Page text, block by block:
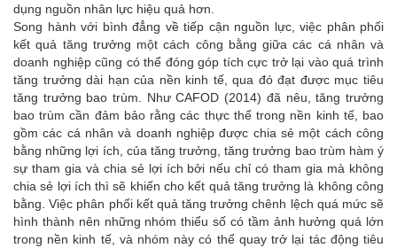
dụng nguồn nhân lực hiệu quả hơn.
Song hành với bình đẳng về tiếp cận nguồn lực, việc phân phối
kết quả tăng trưởng một cách công bằng giữa các cá nhân và
doanh nghiệp cũng có thể đóng góp tích cực trở lại vào quá trình
tăng trưởng dài hạn của nền kinh tế, qua đó đạt được mục tiêu
tăng trưởng bao trùm. Như CAFOD (2014) đã nêu, tăng trưởng
bao trùm cần đảm bảo rằng các thực thể trong nền kinh tế, bao
gồm các cá nhân và doanh nghiệp được chia sẻ một cách công
bằng những lợi ích, của tăng trưởng, tăng trưởng bao trùm hàm ý
sự tham gia và chia sẻ lợi ích bởi nếu chỉ có tham gia mà không
chia sẻ lợi ích thì sẽ khiến cho kết quả tăng trưởng là không công
bằng. Việc phân phối kết quả tăng trưởng chênh lệch quá mức sẽ
hình thành nên những nhóm thiểu số có tầm ảnh hưởng quá lớn
trong nền kinh tế, và nhóm này có thể quay trở lại tác động tiêu